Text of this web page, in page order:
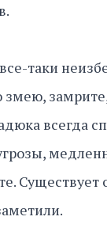
таки
всегда
Существует